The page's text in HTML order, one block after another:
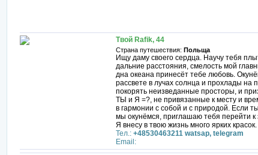
Твой Rafik, 44
Страна путешествия: Польща
Ищу даму своего сердца. Научу тебя
дальние расстояния, смелость мой
дна океана принесёт тебе любовь.
рассвете в лучах солнца и прохлады
покорять неизведанные просторы, и
ТЫ и Я =?, не привязанные к месту и
в гармонии с собой и с природой. Если
мы окунёмся, приглашаю тебя перейти
Я внесу в твою жизнь много ярких
Тел.: +48530463211 watsap, telegram
Email: